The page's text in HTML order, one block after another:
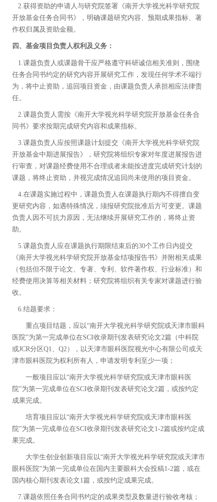
2. 获得资助的申请人与研究院签署《南开大学视光科学研究院
开放基金任务合同书》，明确课题研究内容、预期成果指标、著
作权归属及资助金额。
四、基金项目负责人权利及义务：
1. 课题负责人或课题骨干应严格遵守科研诚信相关准则，围绕
任务合同书约定的研究内容开展研究工作，发现任何学术不端行
为，将中止资助，追回项目资金，由课题负责人承担相应法律责
任。
2. 课题负责人需按《南开大学视光科学研究院开放基金任务合
同书》要求按期完成研究内容和成果指标。
3. 课题负责人应按照课题计划提交《南开大学视光科学研究院
开放基金中期进展报告》，研究院将组织专家对年度进展报告进
行审查，对课题经费使用不合理或者未能按进度完成研究计划的
课题，将终止资助，并视完成情况追回尚未使用的项目资金。
4. 在课题实施过程中，课题负责人在课题执行期内不得擅自变
更研究内容，如遇特殊情况，须报研究院批准后方可变更。课题
负责人因不可抗力原因，无法继续开展研究工作的，将终止资
助。
5. 课题负责人应在课题执行期限结束后的30个工作日内提交
《南开大学视光科学研究院开放基金结项报告书》并附相关成果
（包括但不限于论文、专著、专利、软件著作权、行业标准）和
经费使用决算等相关材料；研究院将组织有关专家对课题进行验
收。
6. 结题要求：
重点项目结题，应以“南开大学视光科学研究院或天津市眼科
医院”为第一完成单位在SCI收录期刊发表研究论文2篇（中科院
或JCR分区Q1 Q2 ）， 以天津市眼科医院视光中心有限公司 或天
津市眼科医院为权利所有人，申请发明专利至少一项；
一般项目应以“南开大学视光科学研究院或天津市眼科医
院”为第一完成单位在SCI收录期刊发表研究论文2篇 ， 或按约定
成果完成。
培育项目应以“南开大学视光科学研究院或天津市眼科医
院”为第一完成单位在SCI收录期刊发表研究论文1-2篇或按约定成
果完成。
大学生创业创新项目应以“南开大学视光科学研究院或天津市
眼科医院”为第一完成单位在国内主要眼科大会投稿1-2篇，或在
国内核心期刊发表论文1篇，或按约定成果完成。
7. 课题依照任务合同书约定的成果类型及数量进行验收考核；